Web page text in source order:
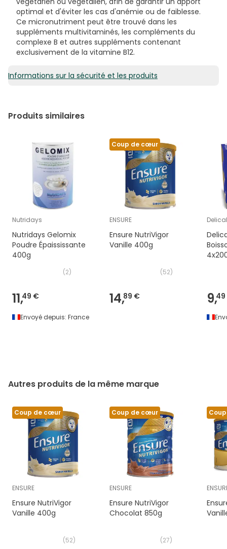
optimal et d'éviter les cas d'anémie ou de faiblesse.
Ce micronutriment peut être trouvé dans les
suppléments multivitaminés, les compléments du
complexe B et autres suppléments contenant
exclusivement de la vitamine B12.
Informations sur la sécurité et les produits
Produits similaires
Nutridays
Nutridays Gelomix
Poudre Épaississante
400g
(2)
11,49 €
Envoyé depuis: France
Coup de cœur
ENSURE
Ensure NutriVigor
Vanille 400g
(52)
14,89 €
Delical
9,
Autres produits de la même marque
Coup de cœur
ENSURE
Ensure NutriVigor
Vanille 400g
(52)
Coup de cœur
ENSURE
Ensure NutriVigor
Chocolat 850g
(27)